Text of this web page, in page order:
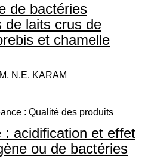
de bactéries
de laits crus de
et chamelle
N.E. KARAM
: Qualité des produits
: acidification et effet
ou de bactéries